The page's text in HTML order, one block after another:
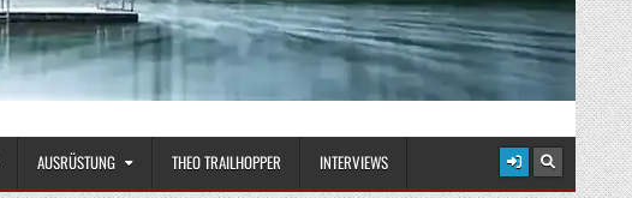
AUSRÜSTUNG THEO TRAILHOPPER INTERVIEWS